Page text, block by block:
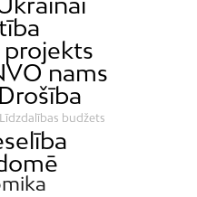
nams
Drošība
Līdzdalības budžets